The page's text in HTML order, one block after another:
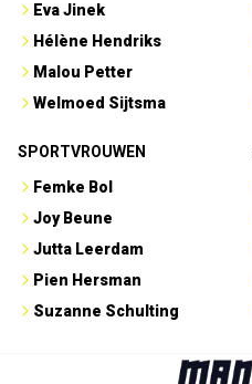
Eva Jinek
Hélène Hendriks
Malou Petter
Welmoed Sijtsma
SPORTVROUWEN
Femke Bol
Joy Beune
Jutta Leerdam
Pien Hersman
Suzanne Schulting